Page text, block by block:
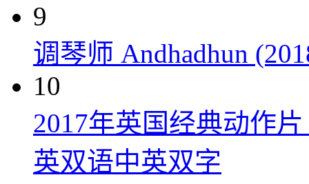
9
调琴师 Andhadhun
10
2017年英国经典动作
英双语中英双字